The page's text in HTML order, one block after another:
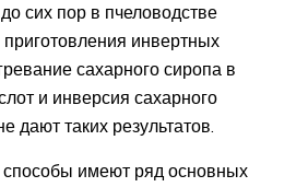
сих пор в пчеловодстве
приготовления инвертных
сахарного сиропа в
и инверсия сахарного
дают таких результатов.
способы имеют ряд основных